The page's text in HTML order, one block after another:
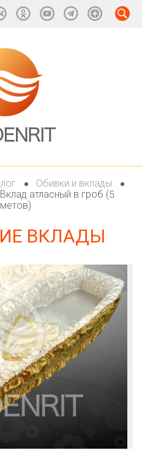
Обивки и вклады
Вклад атласный в гроб (5
ВКЛАДЫ